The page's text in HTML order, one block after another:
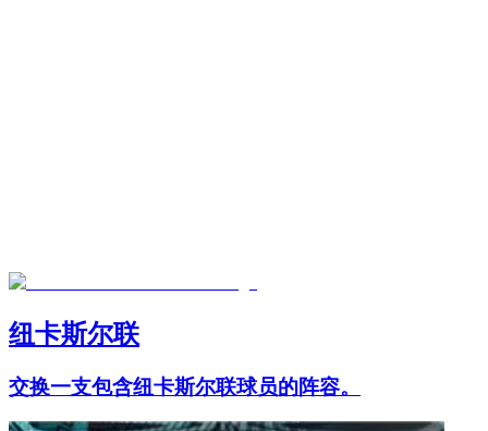
纽卡斯尔联
交换一支包含纽卡斯尔联球员的阵容。